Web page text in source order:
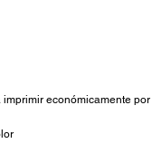
económicamente